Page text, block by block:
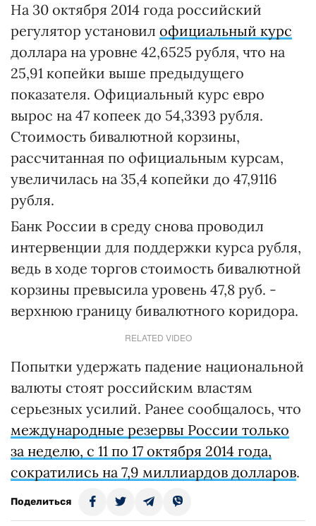
На 30 октября 2014 года российский
регулятор установил официальный курс
доллара на уровне 42,6525 рубля, что на
25,91 копейки выше предыдущего
показателя. Официальный курс евро
вырос на 47 копеек до 54,3393 рубля.
Стоимость бивалютной корзины,
рассчитанная по официальным курсам,
увеличилась на 35,4 копейки до 47,9116
рубля.
Банк России в среду снова проводил
интервенции для поддержки курса рубля,
ведь в ходе торгов стоимость бивалютной
корзины превысила уровень 47,8 руб. -
верхнюю границу бивалютного коридора.
RELATED VIDEO
Попытки удержать падение национальной
валюты стоят российским властям
серьезных усилий. Ранее сообщалось, что
международные резервы России только
за неделю, с 11 по 17 октября 2014 года,
сократились на 7,9 миллиардов долларов.
Поделиться